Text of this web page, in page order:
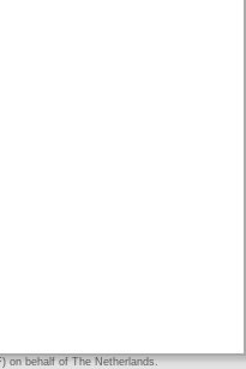
on behalf of The Netherlands.